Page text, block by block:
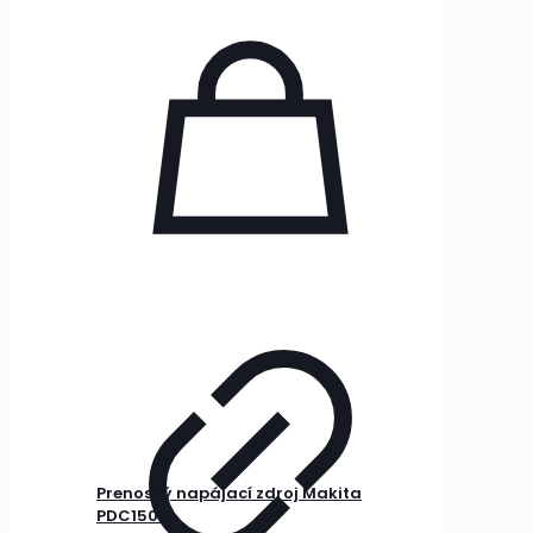
Prenosný napájací zdroj Makita
PDC1500